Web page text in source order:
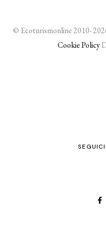
© Ecoturismonline 2010-
Cookie Policy